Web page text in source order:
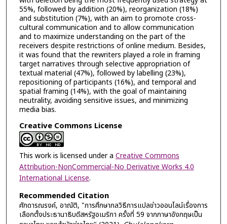
55%, followed by addition (20%), reorganization (18%)
and substitution (7%), with an aim to promote cross-
cultural communication and to allow communication
and to maximize understanding on the part of the
receivers despite restrictions of online medium. Besides,
it was found that the rewriters played a role in framing
target narratives through selective appropriation of
textual material (47%), followed by labelling (23%),
repositioning of participants (16%), and temporal and
spatial framing (14%), with the goal of maintaining
neutrality, avoiding sensitive issues, and minimizing
media bias.
Creative Commons License
This work is licensed under a Creative Commons
Attribution-NonCommercial-No Derivative Works 4.0
International License.
Recommended Citation
ศักดารณรงค์, อาณัติ, "การศึกษากลวิธีการแปลข่าวออนไลน์เรื่องการ
เลือกตั้งประธานาธิบดีสหรัฐอเมริกา ครั้งที่ 59 จากภาษาอังกฤษเป็น